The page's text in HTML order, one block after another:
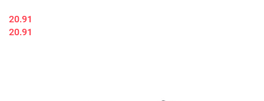
20.91
20.91